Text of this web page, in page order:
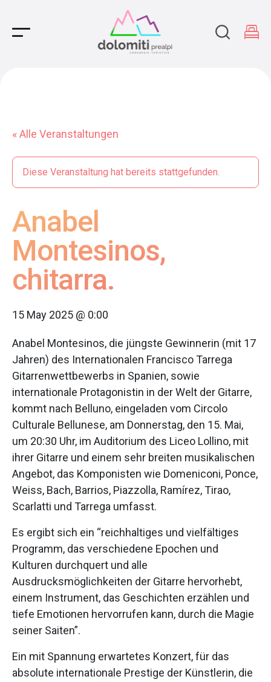
Main Navigation
« Alle Veranstaltungen
Diese Veranstaltung hat bereits stattgefunden.
Anabel
Montesinos,
chitarra.
15 May 2025 @ 0:00
Anabel Montesinos, die jüngste Gewinnerin (mit 17
Jahren) des Internationalen Francisco Tarrega
Gitarrenwettbewerbs in Spanien, sowie
internationale Protagonistin in der Welt der Gitarre,
kommt nach Belluno, eingeladen vom Circolo
Culturale Bellunese, am Donnerstag, den 15. Mai,
um 20:30 Uhr, im Auditorium des Liceo Lollino, mit
ihrer Gitarre und einem sehr breiten musikalischen
Angebot, das Komponisten wie Domeniconi, Ponce,
Weiss, Bach, Barrios, Piazzolla, Ramírez, Tirao,
Scarlatti und Tarrega umfasst.
Es ergibt sich ein “reichhaltiges und vielfältiges
Programm, das verschiedene Epochen und
Kulturen durchquert und alle
Ausdrucksmöglichkeiten der Gitarre hervorhebt,
einem Instrument, das Geschichten erzählen und
tiefe Emotionen hervorrufen kann, durch die Magie
seiner Saiten”.
Ein mit Spannung erwartetes Konzert, für das
absolute internationale Prestige der Künstlerin, die